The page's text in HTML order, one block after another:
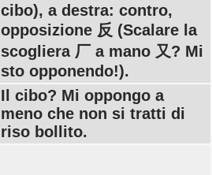
cibo), a destra: contro,
opposizione 反 (Scalare la
scogliera 厂 a mano 又? Mi
sto opponendo!).
Il cibo? Mi oppongo a
meno che non si tratti di
riso bollito.